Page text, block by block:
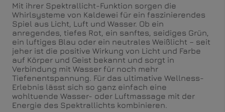
Mit ihrer Spektrallicht-Funktion sorgen die
Whirlsysteme von Kaldewei für ein faszinierendes
Spiel aus Licht, Luft und Wasser. Ob ein
anregendes, tiefes Rot, ein sanftes, seidiges Grün,
ein luftiges Blau oder ein neutrales Weißlicht – seit
jeher ist die positive Wirkung von Licht und Farbe
auf Körper und Geist bekannt und sorgt in
Verbindung mit Wasser für noch mehr
Tiefenentspannung. Für das ultimative Wellness-
Erlebnis lässt sich so ganz einfach eine
wohltuende Wasser- oder Luftmassage mit der
Energie des Spektrallichts kombinieren.